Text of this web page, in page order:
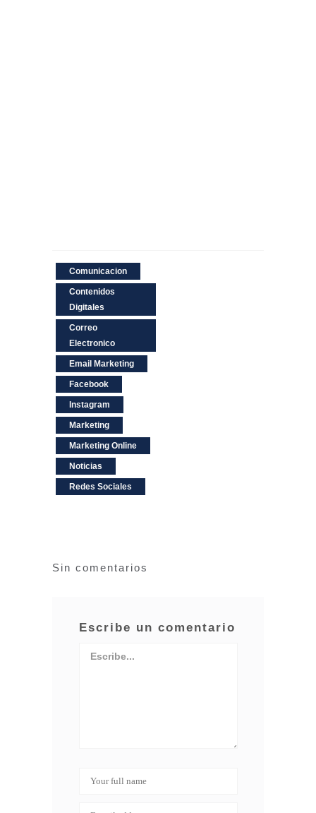
Comunicacion
Contenidos
Digitales
Correo
Electronico
Email Marketing
Facebook
Instagram
Marketing
Marketing Online
Noticias
Redes Sociales
Sin comentarios
Escribe un comentario